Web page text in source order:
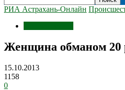
РИА Астрахань-Онлайн
Женщина обманом 20
15.10.2013
1158
0